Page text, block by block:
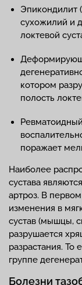
Эпикондилит
сухожилий и
локтевой
котором
полость
поражает
Наиболее
сустава
артроз. В
изменения в
сустав (мышцы,
разрушается
разрастания. То
группе
Болезни